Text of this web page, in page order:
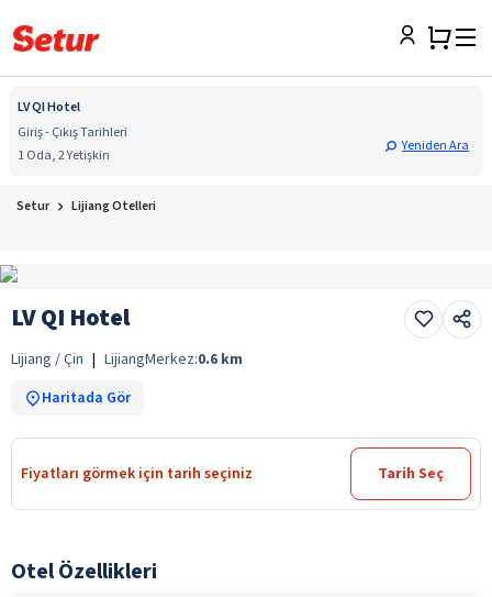
LV QI Hotel
Giriş - Çıkış Tarihleri
1 Oda, 2 Yetişkin
Yeniden Ara
Setur Lijiang Otelleri
LV QI Hotel
Lijiang / Çin | LijiangMerkez:0.6 km
Haritada Gör
Fiyatları görmek için tarih seçiniz Tarih Seç
Otel Özellikleri